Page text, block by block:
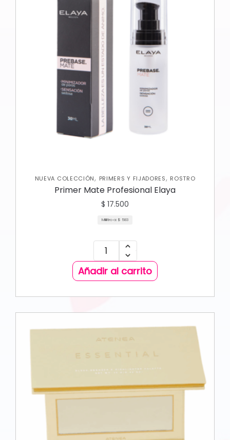
NUEVA COLECCIÓN, PRIMERS Y FIJADORES, ROSTRO
Primer Mate Profesional Elaya
$ 17.500
Mililitro a: $ 583
Añadir al carrito